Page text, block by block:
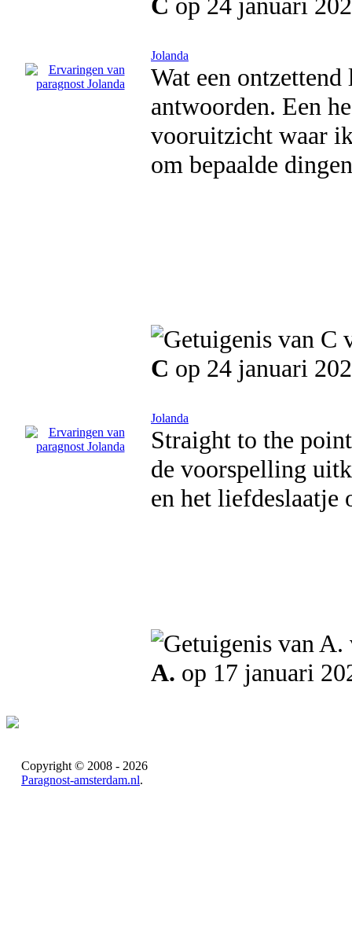
Jolanda
Wat een
antwoorden. Een
vooruitzicht waar
om bepaalde
C op 24 januari
Jolanda
Straight to the
de voorspelling
en het liefdeslaatje
A. op 17 januari
Copyright © 2008 - 2026
Paragnost-amsterdam.nl.